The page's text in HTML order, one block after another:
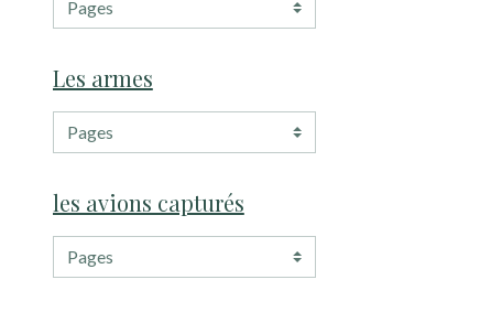
Les armes
les avions capturés